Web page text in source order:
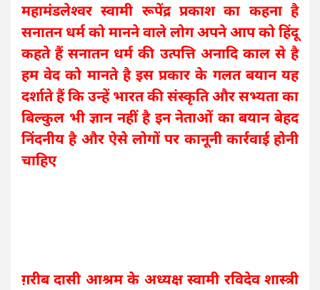
महामंडलेश्वर स्वामी रूपेंद्र प्रकाश का कहना है
सनातन धर्म को मानने वाले लोग अपने आप को हिंदू
कहते हैं सनातन धर्म की उत्पत्ति अनादि काल से है
हम वेद को मानते है इस प्रकार के गलत बयान यह
दर्शाते हैं कि उन्हें भारत की संस्कृति और सभ्यता का
बिल्कुल भी ज्ञान नहीं है इन नेताओं का बयान बेहद
निंदनीय है और ऐसे लोगों पर कानूनी कार्रवाई होनी
चाहिए
ग़रीब दासी आश्रम के अध्यक्ष स्वामी रविदेव शास्त्री